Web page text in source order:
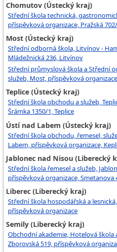
Chomutov (Ústecký kraj)
Střední škola technická,
příspěvková organizace, Pražská
Most (Ústecký kraj)
Střední odborná škola, Litvínov -
Mládežnická 236, Litvínov
Střední průmyslová škola a Střední
služeb, Most, příspěvková
Teplice (Ústecký kraj)
Střední škola obchodu a služeb,
Šrámka 1350/1, Teplice
Ústí nad Labem (Ústecký kraj)
Střední škola obchodu, řemesel,
Labem, příspěvková organizace,
Jablonec nad Nisou (Liberecký
Střední škola řemesel a služeb,
příspěvková organizace, Smetanova
Liberec (Liberecký kraj)
Střední škola hospodářská a
příspěvková organizace
Semily (Liberecký kraj)
Obchodní akademie, Hotelová škola
Zborovská 519, příspěvková